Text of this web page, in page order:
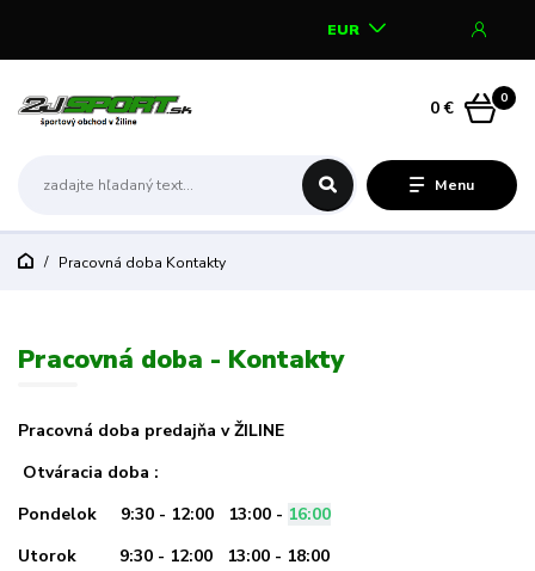
Menu
EUR
0
0 €
Pracovná doba Kontakty
Pracovná doba - Kontakty
Pracovná doba predajňa v ŽILINE
Otváracia doba :
Pondelok 9:30 - 12:00 13:00 - 16:00
Utorok 9:30 - 12:00 13:00 - 18:00